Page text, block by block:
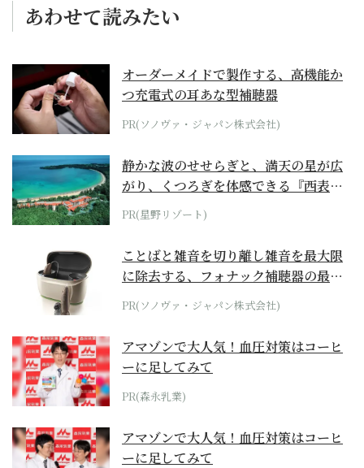
あわせて読みたい
オーダーメイドで製作する、高機能か
つ充電式の耳あな型補聴器
PR(ソノヴァ・ジャパン株式会社)
静かな波のせせらぎと、満天の星が広
がり、くつろぎを体感できる『西表島
ホテル by...
PR(星野リゾート)
ことばと雑音を切り離し雑音を最大限
に除去する、フォナック補聴器の最上
位モデル
PR(ソノヴァ・ジャパン株式会社)
アマゾンで大人気！血圧対策はコーヒ
ーに足してみて
PR(森永乳業)
アマゾンで大人気！血圧対策はコーヒ
ーに足してみて